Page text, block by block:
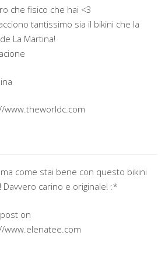
che fisico che hai <3
tantissimo sia il bikini che la
La Martina!
www.theworldc.com
ma come stai bene con questo bikini
Davvero carino e originale! :*
on
www.elenatee.com